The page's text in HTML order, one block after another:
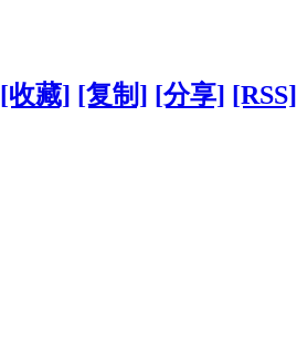
[收藏] [复制] [分享] [RSS]